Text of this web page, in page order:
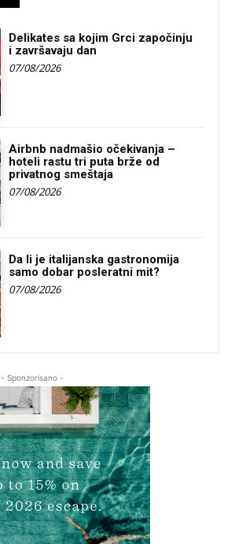
Delikates sa kojim Grci započinju
i završavaju dan
07/08/2026
Airbnb nadmašio očekivanja –
hoteli rastu tri puta brže od
privatnog smeštaja
07/08/2026
Da li je italijanska gastronomija
samo dobar posleratni mit?
07/08/2026
- Sponzorisano -